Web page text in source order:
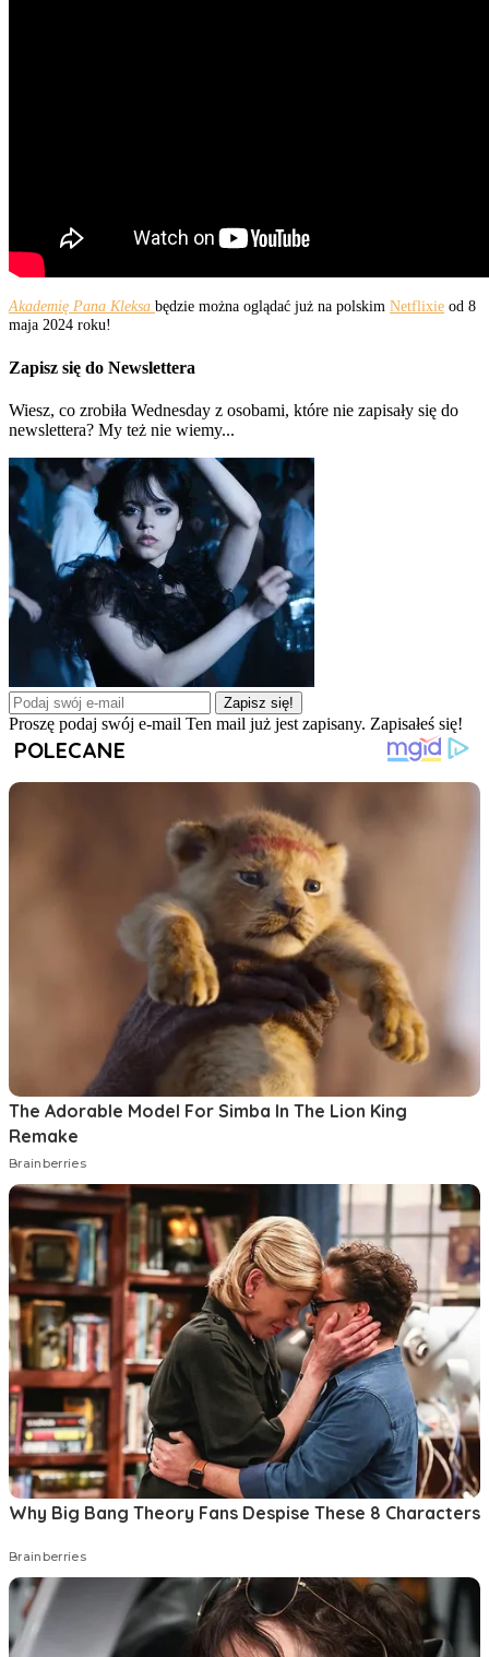
Akademię Pana Kleksa będzie można oglądać już na polskim Netflixie od 8
maja 2024 roku!
Zapisz się do Newslettera
Wiesz, co zrobiła Wednesday z osobami, które nie zapisały się do
newslettera? My też nie wiemy...
Zapisz się!
Proszę podaj swój e-mail Ten mail już jest zapisany. Zapisałeś się!